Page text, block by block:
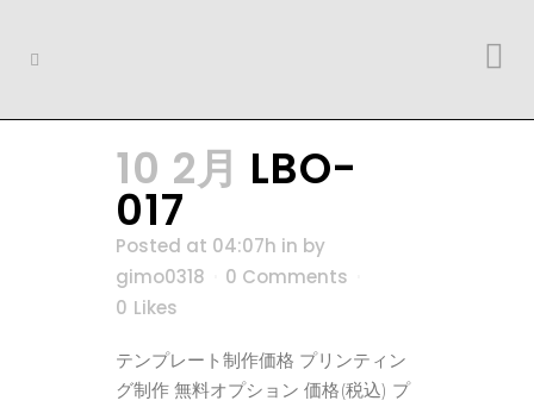
10 2月 LBO-
017
Posted at 04:07h in by
gimo0318
0 Comments
0 Likes
テンプレート制作価格 プリンティン
グ制作 無料オプション 価格(税込) プ